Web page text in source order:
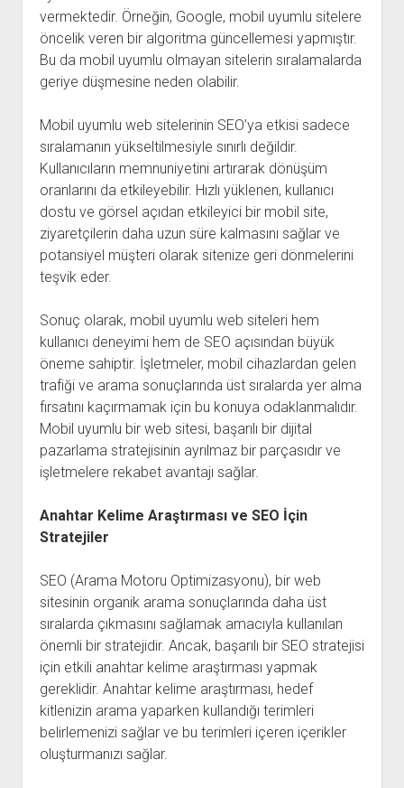
vermektedir. Örneğin, Google, mobil uyumlu sitelere
öncelik veren bir algoritma güncellemesi yapmıştır.
Bu da mobil uyumlu olmayan sitelerin sıralamalarda
geriye düşmesine neden olabilir.
Mobil uyumlu web sitelerinin SEO’ya etkisi sadece
sıralamanın yükseltilmesiyle sınırlı değildir.
Kullanıcıların memnuniyetini artırarak dönüşüm
oranlarını da etkileyebilir. Hızlı yüklenen, kullanıcı
dostu ve görsel açıdan etkileyici bir mobil site,
ziyaretçilerin daha uzun süre kalmasını sağlar ve
potansiyel müşteri olarak sitenize geri dönmelerini
teşvik eder.
Sonuç olarak, mobil uyumlu web siteleri hem
kullanıcı deneyimi hem de SEO açısından büyük
öneme sahiptir. İşletmeler, mobil cihazlardan gelen
trafiği ve arama sonuçlarında üst sıralarda yer alma
fırsatını kaçırmamak için bu konuya odaklanmalıdır.
Mobil uyumlu bir web sitesi, başarılı bir dijital
pazarlama stratejisinin ayrılmaz bir parçasıdır ve
işletmelere rekabet avantajı sağlar.
Anahtar Kelime Araştırması ve SEO İçin
Stratejiler
SEO (Arama Motoru Optimizasyonu), bir web
sitesinin organik arama sonuçlarında daha üst
sıralarda çıkmasını sağlamak amacıyla kullanılan
önemli bir stratejidir. Ancak, başarılı bir SEO stratejisi
için etkili anahtar kelime araştırması yapmak
gereklidir. Anahtar kelime araştırması, hedef
kitlenizin arama yaparken kullandığı terimleri
belirlemenizi sağlar ve bu terimleri içeren içerikler
oluşturmanızı sağlar.